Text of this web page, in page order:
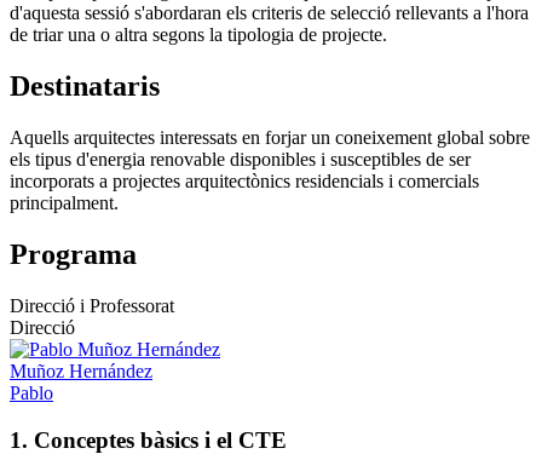
d'aquesta sessió s'abordaran els criteris de selecció rellevants a l'hora
de triar una o altra segons la tipologia de projecte.
Destinataris
Aquells arquitectes interessats en forjar un coneixement global sobre
els tipus d'energia renovable disponibles i susceptibles de ser
incorporats a projectes arquitectònics residencials i comercials
principalment.
Programa
Direcció i Professorat
Direcció
Muñoz Hernández
Pablo
1. Conceptes bàsics i el CTE